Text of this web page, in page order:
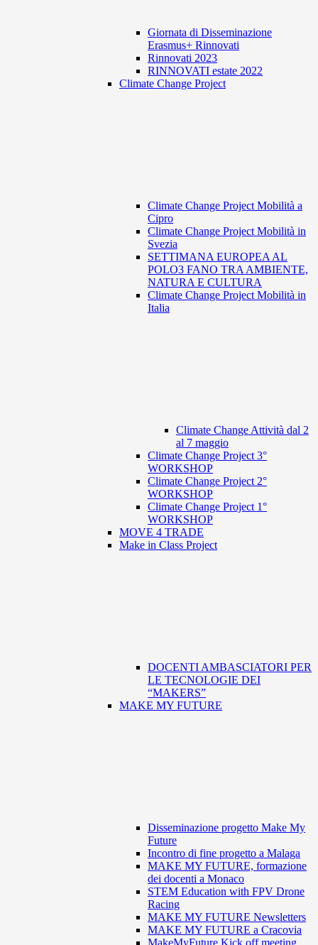
Giornata di Disseminazione
Erasmus+ Rinnovati
Rinnovati 2023
RINNOVATI estate 2022
Climate Change Project
Climate Change Project Mobilità a
Cipro
Climate Change Project Mobilità in
Svezia
SETTIMANA EUROPEA AL
POLO3 FANO TRA AMBIENTE,
NATURA E CULTURA
Climate Change Project Mobilità in
Italia
Climate Change Attività dal 2
al 7 maggio
Climate Change Project 3°
WORKSHOP
Climate Change Project 2°
WORKSHOP
Climate Change Project 1°
WORKSHOP
MOVE 4 TRADE
Make in Class Project
DOCENTI AMBASCIATORI PER
LE TECNOLOGIE DEI
“MAKERS”
MAKE MY FUTURE
Disseminazione progetto Make My
Future
Incontro di fine progetto a Malaga
MAKE MY FUTURE, formazione
dei docenti a Monaco
STEM Education with FPV Drone
Racing
MAKE MY FUTURE Newsletters
MAKE MY FUTURE a Cracovia